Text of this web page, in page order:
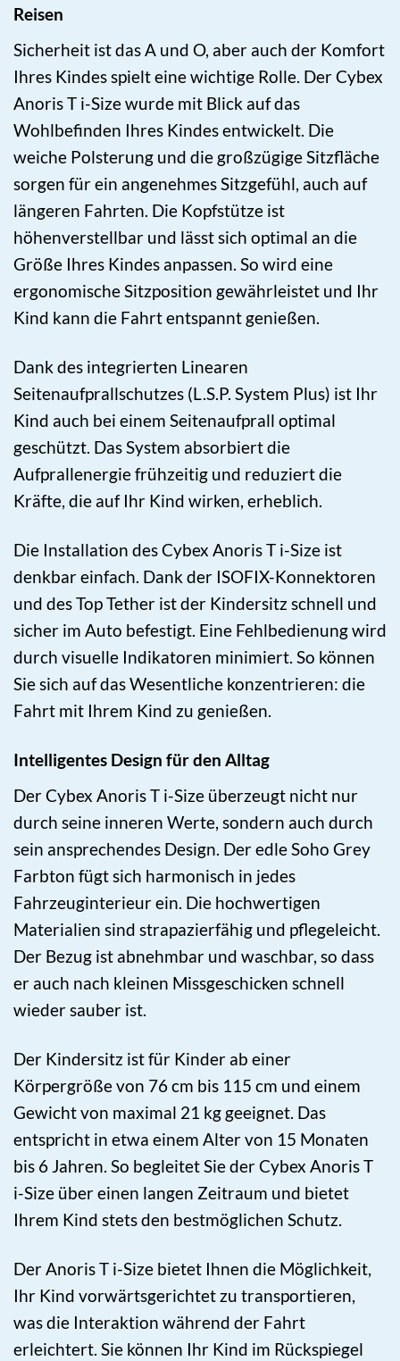
Reisen
Sicherheit ist das A und O, aber auch der Komfort
Ihres Kindes spielt eine wichtige Rolle. Der Cybex
Anoris T i-Size wurde mit Blick auf das
Wohlbefinden Ihres Kindes entwickelt. Die
weiche Polsterung und die großzügige Sitzfläche
sorgen für ein angenehmes Sitzgefühl, auch auf
längeren Fahrten. Die Kopfstütze ist
höhenverstellbar und lässt sich optimal an die
Größe Ihres Kindes anpassen. So wird eine
ergonomische Sitzposition gewährleistet und Ihr
Kind kann die Fahrt entspannt genießen.
Dank des integrierten Linearen
Seitenaufprallschutzes (L.S.P. System Plus) ist Ihr
Kind auch bei einem Seitenaufprall optimal
geschützt. Das System absorbiert die
Aufprallenergie frühzeitig und reduziert die
Kräfte, die auf Ihr Kind wirken, erheblich.
Die Installation des Cybex Anoris T i-Size ist
denkbar einfach. Dank der ISOFIX-Konnektoren
und des Top Tether ist der Kindersitz schnell und
sicher im Auto befestigt. Eine Fehlbedienung wird
durch visuelle Indikatoren minimiert. So können
Sie sich auf das Wesentliche konzentrieren: die
Fahrt mit Ihrem Kind zu genießen.
Intelligentes Design für den Alltag
Der Cybex Anoris T i-Size überzeugt nicht nur
durch seine inneren Werte, sondern auch durch
sein ansprechendes Design. Der edle Soho Grey
Farbton fügt sich harmonisch in jedes
Fahrzeuginterieur ein. Die hochwertigen
Materialien sind strapazierfähig und pflegeleicht.
Der Bezug ist abnehmbar und waschbar, so dass
er auch nach kleinen Missgeschicken schnell
wieder sauber ist.
Der Kindersitz ist für Kinder ab einer
Körpergröße von 76 cm bis 115 cm und einem
Gewicht von maximal 21 kg geeignet. Das
entspricht in etwa einem Alter von 15 Monaten
bis 6 Jahren. So begleitet Sie der Cybex Anoris T
i-Size über einen langen Zeitraum und bietet
Ihrem Kind stets den bestmöglichen Schutz.
Der Anoris T i-Size bietet Ihnen die Möglichkeit,
Ihr Kind vorwärtsgerichtet zu transportieren,
was die Interaktion während der Fahrt
erleichtert. Sie können Ihr Kind im Rückspiegel